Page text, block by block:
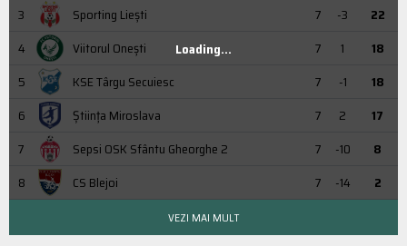
3
Sporting Liești 7 -3
22
4
Viitorul Onești 7 1
18
5
KSE Târgu Secuiesc 7 -1
18
6
Știința Miroslava 7 2
17
7
Sepsi OSK Sfântu Gheorghe 2 7 -10
8
8
CS Blejoi 7 -14 2
Loading...
VEZI MAI MULT